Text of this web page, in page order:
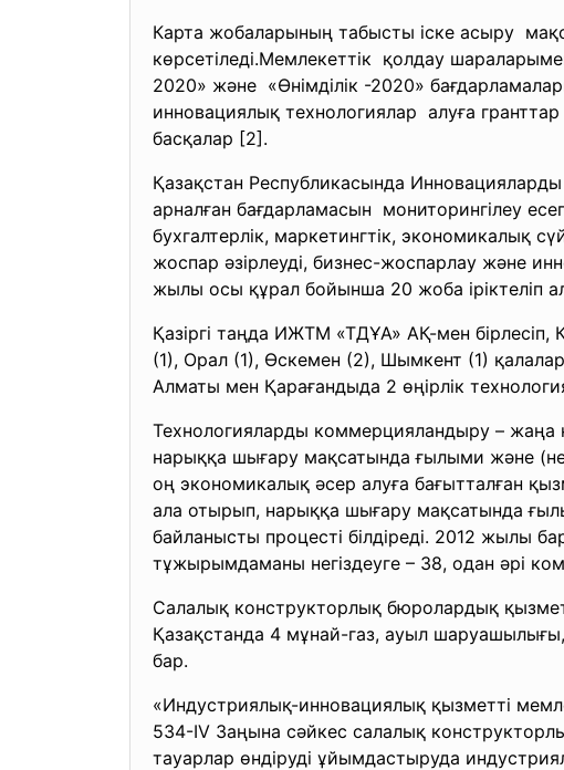
Карта жобаларының табысты іске асыру
көрсетіледі.Мемлекеттiк қолдау
2020» және «Өнiмдiлiк -2020»
инновациялық технологиялар алуға
басқалар [2].
Қазақстан Республикасында
арналған бағдарламасын мониторингілеу
бухгалтерлік, маркетингтік, экономикалық
жоспар әзірлеуді, бизнес-жоспарлау және
жылы осы құрал бойынша 20 жоба іріктеліп
Қазіргі таңда ИЖТМ «ТДҰА» АҚ-мен
(1), Орал (1), Өскемен (2), Шымкент (1)
Алматы мен Қарағандыда 2 өңірлік
Технологияларды коммерцияландыру –
нарыққа шығару мақсатында ғылыми және
оң экономикалық әсер алуға бағытталған
ала отырып, нарыққа шығару мақсатында
байланысты процесті білдіреді. 2012 жылы
тұжырымдаманы негіздеуге – 38, одан әрі
Салалық конструкторлық бюролардық
Қазақстанда 4 мұнай-газ, ауыл
бар.
«Индустриялық-инновациялық қызметтi
534-IV Заңына сәйкес салалық
тауарлар өндiрудi ұйымдастыруда